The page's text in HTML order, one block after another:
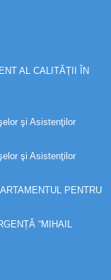
AL CALITĂȚII ÎN
şi Asistenţilor
şi Asistenţilor
PENTRU
“MIHAIL